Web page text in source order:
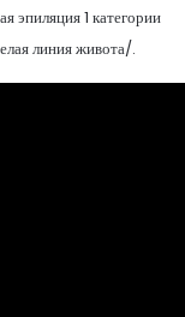
эпиляция 1 категории
линия живота/.